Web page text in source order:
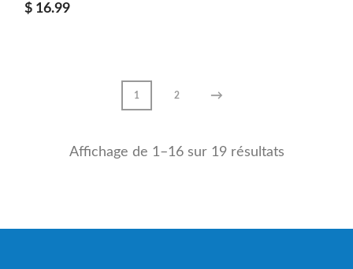
$ 16.99
1 2 →
Affichage de 1–16 sur 19 résultats